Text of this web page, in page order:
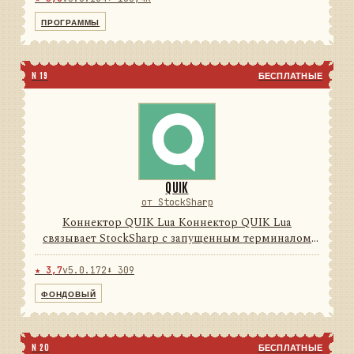
Программы Дизайнер, Те...
ПРОГРАММЫ
N 19 БЕСПЛАТНЫЕ
QUIK
от StockSharp
Коннектор QUIK Lua Коннектор QUIK Lua
связывает StockSharp с запущенным терминалом
QUIK через поставляемый Lua-модуль и локальные
FIX-сессии. Он преобразует обратные вызовы,
таблицы и транзакции терми...
★ 3,7v5.0.172 ⬇ 309
ФОНДОВЫЙ
N 20 БЕСПЛАТНЫЕ